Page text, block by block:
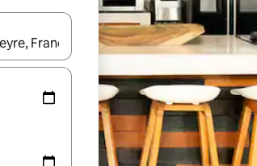
explore-os usando as seta para cima e